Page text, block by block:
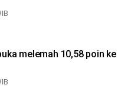
melemah 10,58 poin ke